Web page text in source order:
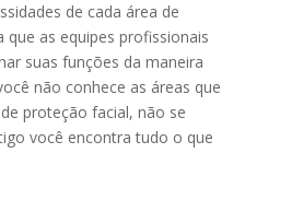
de cada área de
as equipes profissionais
suas funções da maneira
não conhece as áreas que
proteção facial, não se
você encontra tudo o que